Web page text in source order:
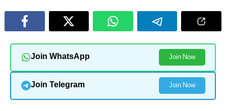
Join WhatsApp Join Now
Join Telegram Join Now